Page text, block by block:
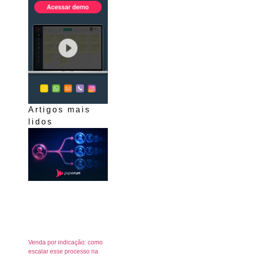
Artigos mais
lidos
Venda por indicação: como
escalar esse processo na